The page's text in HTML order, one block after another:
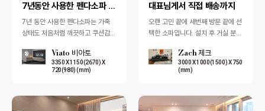
7년동안 사용한 펜다소파 장인어른 집으로 보내고
7년 동안 사용한 펜다소파는 가죽
상태도 처음처럼 깨끗하고 쿠션감도
새것 같다"며 직접 사용하시겠다고
하셨습…
Viato 비아토
3350 X 1150(2670) X
720(980) (mm)
대표님게서 직접 배송까지
오랜 고민 끝에 세번째 방문 끝에 선
택한 소파입니다. 설치 후 거실 분위
바뀌어 매우 만족하고 있습니다.오
스틴 …
Zach 제크
3000 X 1000(1500) X 750
(mm)